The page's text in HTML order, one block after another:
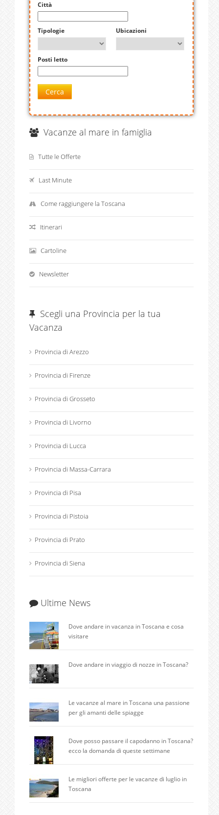
Città
Tipologie Ubicazioni
Posti letto
Cerca
Vacanze al mare in famiglia
Tutte le Offerte
Last Minute
Come raggiungere la Toscana
Itinerari
Cartoline
Newsletter
Scegli una Provincia per la tua
Vacanza
Provincia di Arezzo
Provincia di Firenze
Provincia di Grosseto
Provincia di Livorno
Provincia di Lucca
Provincia di Massa-Carrara
Provincia di Pisa
Provincia di Pistoia
Provincia di Prato
Provincia di Siena
Ultime News
Dove andare in vacanza in Toscana e cosa
visitare
Dove andare in viaggio di nozze in Toscana?
Le vacanze al mare in Toscana una passione
per gli amanti delle spiagge
Dove posso passare il capodanno in Toscana?
ecco la domanda di queste settimane
Le migliori offerte per le vacanze di luglio in
Toscana